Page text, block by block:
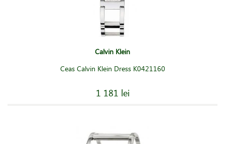
Calvin Klein
Ceas Calvin Klein Dress K0421160
1 181 lei